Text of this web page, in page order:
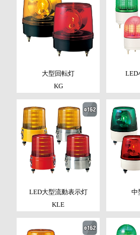
大型回転灯
KG
LED
LED大型流動表示灯
KLE
中